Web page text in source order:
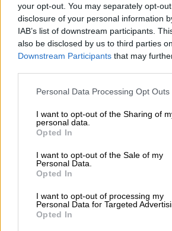
your opt-out. You may separately opt-
disclosure of your personal information
IAB’s list of downstream participants.
also be disclosed by us to third parties
Downstream Participants that may
Please note that this website/app uses
not limited to your visit or usage
grant or deny consent to Google and its
use your data for below specified
consent section.
Personal Data Processing Opt Outs
I want to opt-out of the Sharing of
personal data.
Opted In
I want to opt-out of the Sale of my
Personal Data.
Opted In
I want to opt-out of processing my
Personal Data for Targeted
Opted In
Υπενθυµίζεται ότι µε την
Οδικής Κυκλοφορίας(ΚΟΚ)
αυστηροποίηση του
κυκλοφορίας των
µοτοσικλετών έως 125 κ.ε.
συγκεκριµένων διατάξεων,
στις «γουρούνες» να
ασφαλτοστρωµένους
µπορούσαν να διασχίζουν
Από την απαγόρευση είχαν
από διαβουλεύσεις, µόνον οι
Σύµφωνα, πάντως, µε τον κ.